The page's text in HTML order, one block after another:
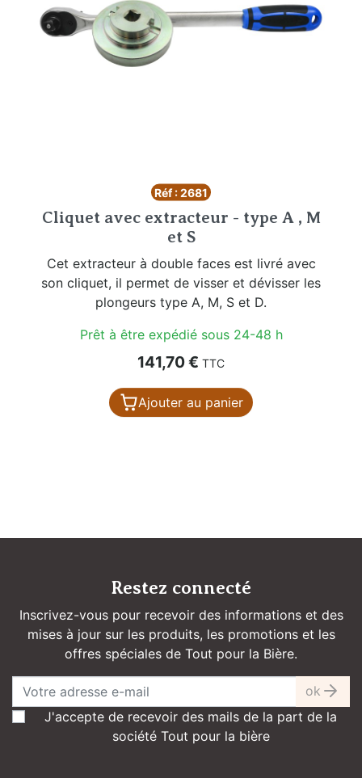
Réf : 2681
Cliquet avec extracteur - type A , M
et S
Cet extracteur à double faces est livré avec
son cliquet, il permet de visser et dévisser les
plongeurs type A, M, S et D.
Prêt à être expédié sous 24-48 h
Prix
141,70 € TTC
Ajouter au panier
Restez connecté
Inscrivez-vous pour recevoir des informations et des
mises à jour sur les produits, les promotions et les
offres spéciales de Tout pour la Bière.
ok
J'accepte de recevoir des mails de la part de la
société Tout pour la bière